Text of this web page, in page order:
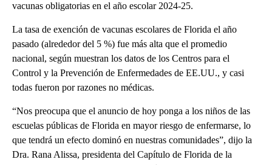
vacunas obligatorias en el año escolar 2024-25.
La tasa de exención de vacunas escolares de Florida el año
pasado (alrededor del 5 %) fue más alta que el promedio
nacional, según muestran los datos de los Centros para el
Control y la Prevención de Enfermedades de EE.UU., y casi
todas fueron por razones no médicas.
“Nos preocupa que el anuncio de hoy ponga a los niños de las
escuelas públicas de Florida en mayor riesgo de enfermarse, lo
que tendrá un efecto dominó en nuestras comunidades”, dijo la
Dra. Rana Alissa, presidenta del Capítulo de Florida de la